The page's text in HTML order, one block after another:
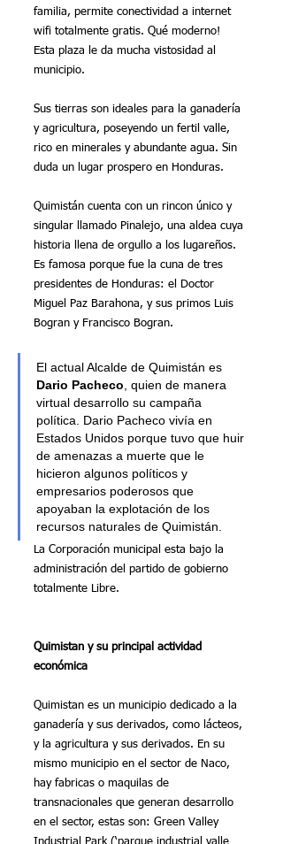
familia, permite conectividad a internet
wifi totalmente gratis. Qué moderno!
Esta plaza le da mucha vistosidad al
municipio.
Sus tierras son ideales para la ganadería
y agricultura, poseyendo un fertil valle,
rico en minerales y abundante agua. Sin
duda un lugar prospero en Honduras.
Quimistán cuenta con un rincon único y
singular llamado Pinalejo, una aldea cuya
historia llena de orgullo a los lugareños.
Es famosa porque fue la cuna de tres
presidentes de Honduras: el Doctor
Miguel Paz Barahona, y sus primos Luis
Bogran y Francisco Bogran.
El actual Alcalde de Quimistán es
Dario Pacheco, quien de manera
virtual desarrollo su campaña
política. Dario Pacheco vivía en
Estados Unidos porque tuvo que huir
de amenazas a muerte que le
hicieron algunos políticos y
empresarios poderosos que
apoyaban la explotación de los
recursos naturales de Quimistán.
La Corporación municipal esta bajo la
administración del partido de gobierno
totalmente Libre.
Quimistan y su principal actividad
económica
Quimistan es un municipio dedicado a la
ganadería y sus derivados, como lácteos,
y la agricultura y sus derivados. En su
mismo municipio en el sector de Naco,
hay fabricas o maquilas de
transnacionales que generan desarrollo
en el sector, estas son: Green Valley